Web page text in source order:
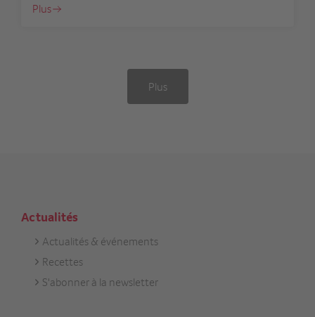
Plus
Plus
Actualités
Footer
Aktuell
Actualités & événements
Recettes
S'abonner à la newsletter